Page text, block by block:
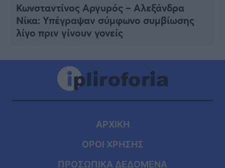
Κωνσταντίνος Αργυρός – Αλεξάνδρα
Νίκα: Υπέγραψαν σύμφωνο συμβίωσης
λίγο πριν γίνουν γονείς
ΑΡΧΙΚΗ
ΟΡΟΙ ΧΡΗΣΗΣ
ΠΡΟΣΩΠΙΚΑ ΔΕΔΟΜΕΝΑ